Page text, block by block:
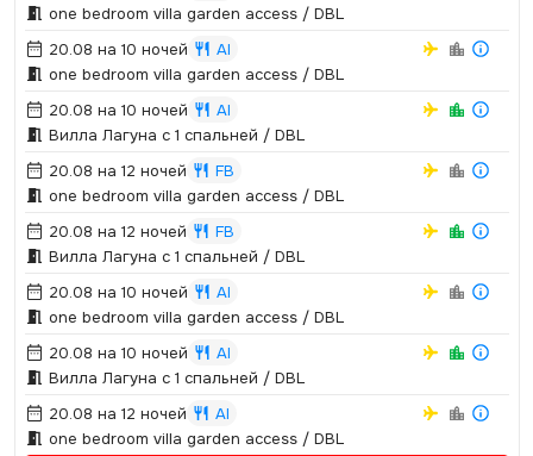
one bedroom villa garden access / DBL
20.08 на 10 ночей
AI
one bedroom villa garden access / DBL
20.08 на 10 ночей
AI
Вилла Лагуна с 1 спальней / DBL
20.08 на 12 ночей
FB
one bedroom villa garden access / DBL
20.08 на 12 ночей
FB
Вилла Лагуна с 1 спальней / DBL
20.08 на 10 ночей
AI
one bedroom villa garden access / DBL
20.08 на 10 ночей
AI
Вилла Лагуна с 1 спальней / DBL
20.08 на 12 ночей
AI
one bedroom villa garden access / DBL